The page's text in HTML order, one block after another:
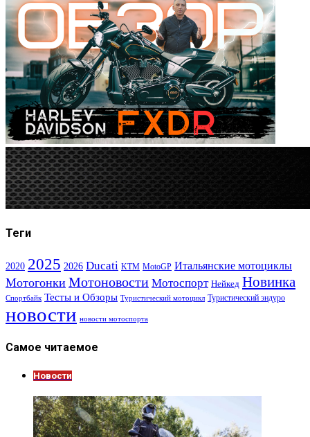
Теги
2020 2025 2026 Ducati KTM MotoGP Итальянские мотоциклы
Мотогонки Мотоновости Мотоспорт Нейкед Новинка
Спортбайк Тесты и Обзоры Туристический мотоцикл Туристический эндуро
новости новости мотоспорта
Самое читаемое
Новости